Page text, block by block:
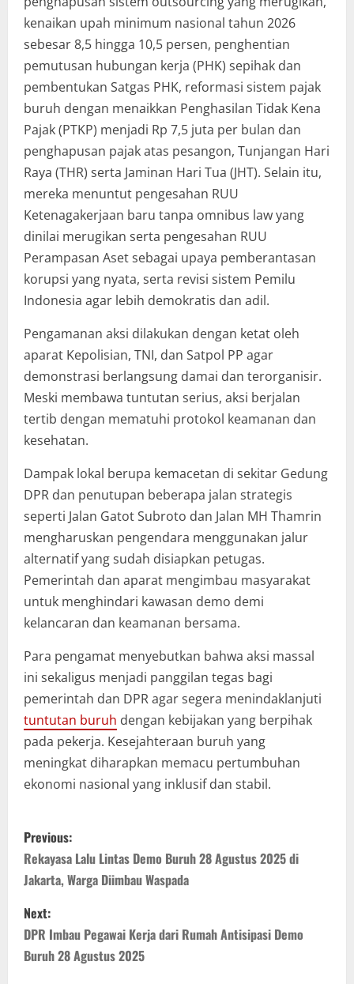
kenaikan upah minimum nasional tahun 2026
sebesar 8,5 hingga 10,5 persen, penghentian
pemutusan hubungan kerja (PHK) sepihak dan
pembentukan Satgas PHK, reformasi sistem pajak
buruh dengan menaikkan Penghasilan Tidak Kena
Pajak (PTKP) menjadi Rp 7,5 juta per bulan dan
penghapusan pajak atas pesangon, Tunjangan Hari
Raya (THR) serta Jaminan Hari Tua (JHT). Selain itu,
mereka menuntut pengesahan RUU
Ketenagakerjaan baru tanpa omnibus law yang
dinilai merugikan serta pengesahan RUU
Perampasan Aset sebagai upaya pemberantasan
korupsi yang nyata, serta revisi sistem Pemilu
Indonesia agar lebih demokratis dan adil.
Pengamanan aksi dilakukan dengan ketat oleh
aparat Kepolisian, TNI, dan Satpol PP agar
demonstrasi berlangsung damai dan terorganisir.
Meski membawa tuntutan serius, aksi berjalan
tertib dengan mematuhi protokol keamanan dan
kesehatan.
Dampak lokal berupa kemacetan di sekitar Gedung
DPR dan penutupan beberapa jalan strategis
seperti Jalan Gatot Subroto dan Jalan MH Thamrin
mengharuskan pengendara menggunakan jalur
alternatif yang sudah disiapkan petugas.
Pemerintah dan aparat mengimbau masyarakat
untuk menghindari kawasan demo demi
kelancaran dan keamanan bersama.
Para pengamat menyebutkan bahwa aksi massal
ini sekaligus menjadi panggilan tegas bagi
pemerintah dan DPR agar segera menindaklanjuti
tuntutan buruh dengan kebijakan yang berpihak
pada pekerja. Kesejahteraan buruh yang
meningkat diharapkan memacu pertumbuhan
ekonomi nasional yang inklusif dan stabil.
P
o
s
t
n
Previous:
Rekayasa Lalu Lintas Demo Buruh 28 Agustus 2025 di
Jakarta, Warga Diimbau Waspada
Next:
DPR Imbau Pegawai Kerja dari Rumah Antisipasi Demo
Buruh 28 Agustus 2025